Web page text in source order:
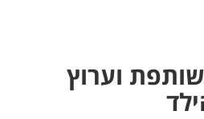
וערוץ